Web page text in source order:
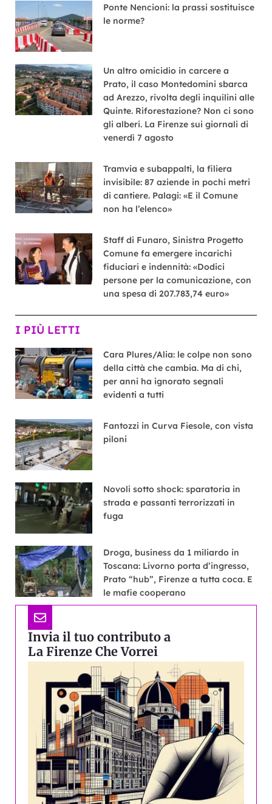
Ponte Nencioni: la prassi sostituisce
le norme?
Un altro omicidio in carcere a
Prato, il caso Montedomini sbarca
ad Arezzo, rivolta degli inquilini alle
Quinte. Riforestazione? Non ci sono
gli alberi. La Firenze sui giornali di
venerdì 7 agosto
Tramvia e subappalti, la filiera
invisibile: 87 aziende in pochi metri
di cantiere. Palagi: «E il Comune
non ha l’elenco»
Staff di Funaro, Sinistra Progetto
Comune fa emergere incarichi
fiduciari e indennità: «Dodici
persone per la comunicazione, con
una spesa di 207.783,74 euro»
I PIÙ LETTI
Cara Plures/Alia: le colpe non sono
della città che cambia. Ma di chi,
per anni ha ignorato segnali
evidenti a tutti
Fantozzi in Curva Fiesole, con vista
piloni
Novoli sotto shock: sparatoria in
strada e passanti terrorizzati in
fuga
Droga, business da 1 miliardo in
Toscana: Livorno porta d’ingresso,
Prato “hub”, Firenze a tutta coca. E
le mafie cooperano
Invia il tuo contributo a
La Firenze Che Vorrei